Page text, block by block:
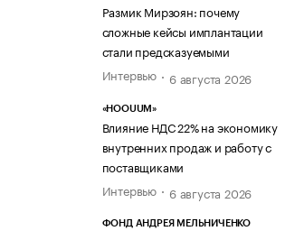
Размик Мирзоян: почему
сложные кейсы имплантации
стали предсказуемыми
Интервью
6 августа 2026
«HOOUUM»
Влияние НДС 22% на экономику
внутренних продаж и работу с
поставщиками
Интервью
6 августа 2026
ФОНД АНДРЕЯ МЕЛЬНИЧЕНКО